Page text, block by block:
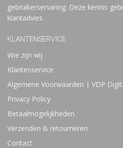
gebruikerservaring. Deze kennis
klantadvies.
KLANTENSERVICE
Wie zijn wij
Klantenservice
Algemene Voorwaarden | VDP
Privacy Policy
Betaalmogelijkheden
Verzenden & retourneren
Contact